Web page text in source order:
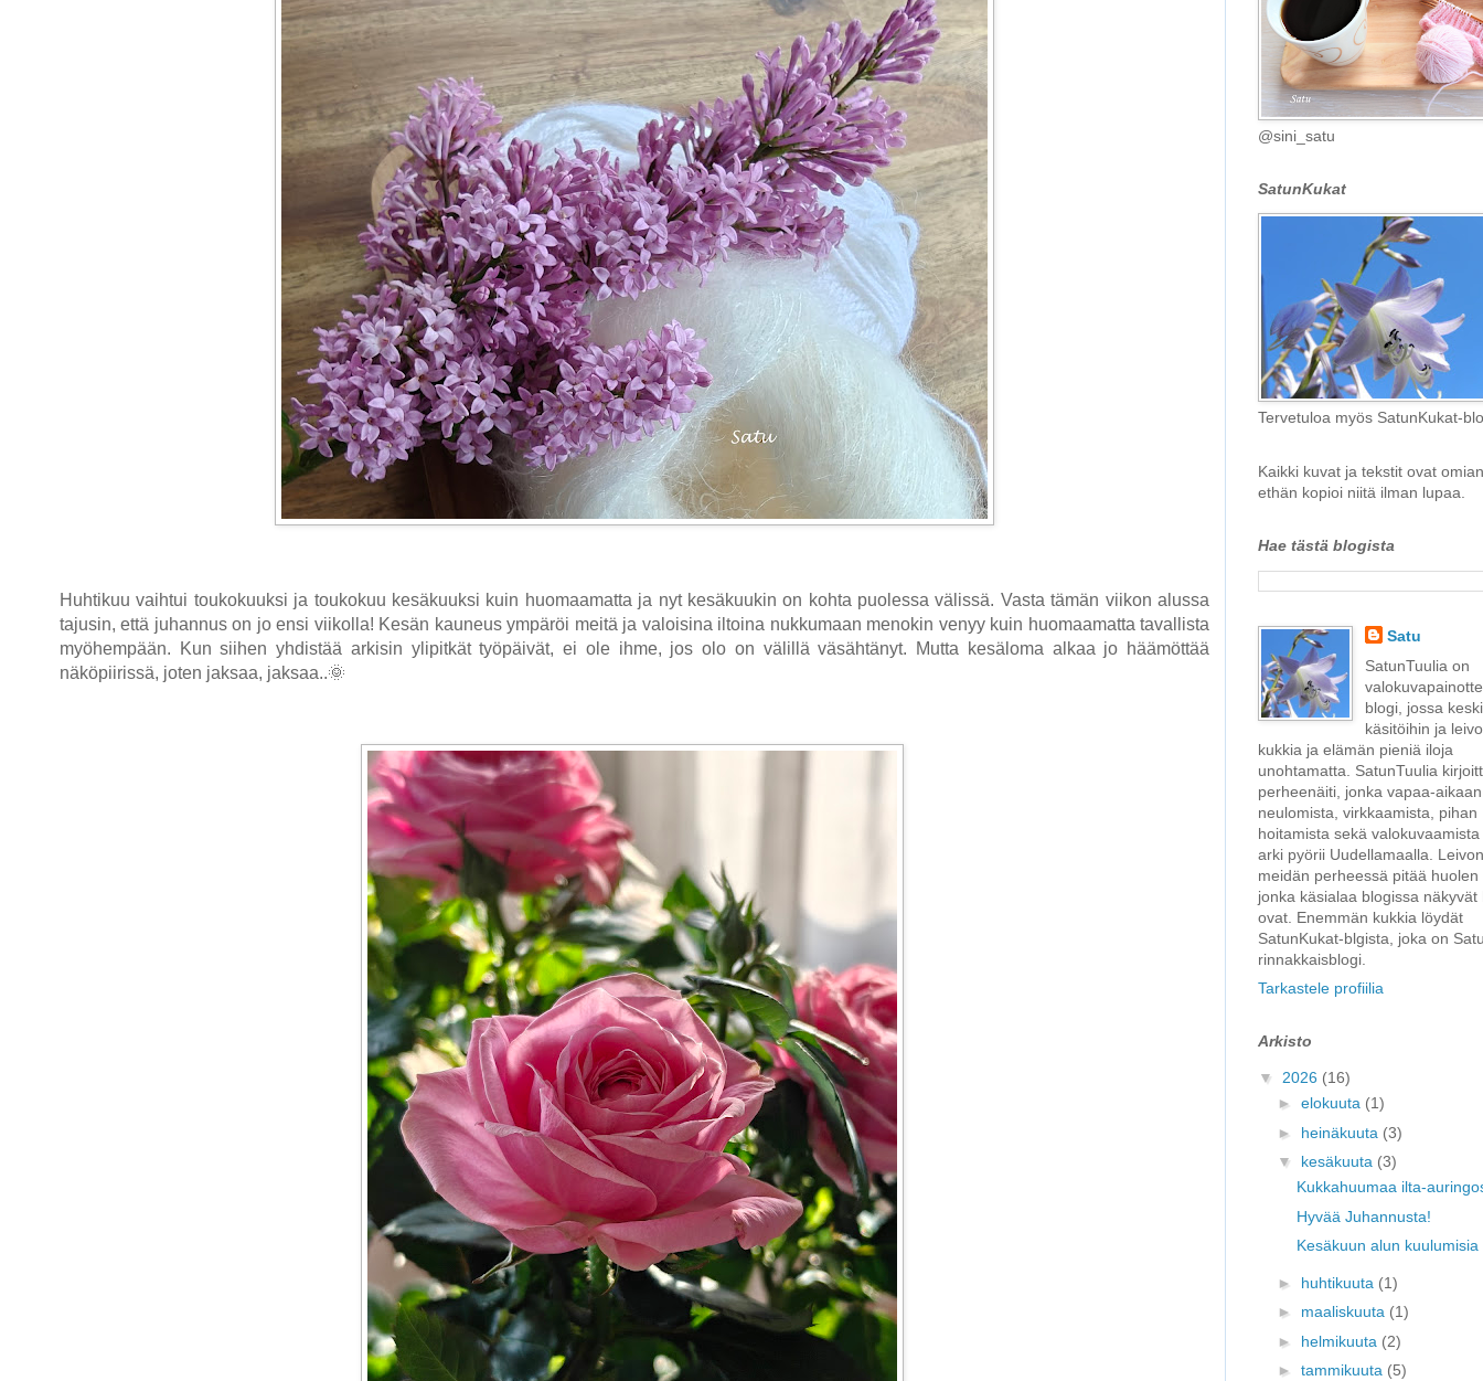
Huhtikuu vaihtui toukokuuksi ja toukokuu kesäkuuksi kuin huomaamatta ja nyt kesäkuukin on kohta puolessa välissä. Vasta tämän viikon alussa
tajusin, että juhannus on jo ensi viikolla! Kesän kauneus ympäröi meitä ja valoisina iltoina nukkumaan menokin venyy kuin huomaamatta tavallista
myöhempään. Kun siihen yhdistää arkisin ylipitkät työpäivät, ei ole ihme, jos olo on välillä väsähtänyt. Mutta kesäloma alkaa jo häämöttää
näköpiirissä, joten jaksaa, jaksaa..🌞
@sini_satu
SatunKukat
Tervetuloa myös SatunKukat-
Kaikki kuvat ja tekstit ovat
ethän kopioi niitä ilman lupaa.
Hae tästä blogista
Satu
SatunTuulia on
blogi, jossa
käsitöihin ja
kukkia ja elämän pieniä iloja
unohtamatta. SatunTuulia
perheenäiti, jonka vapaa-
neulomista, virkkaamista, pihan
hoitamista sekä
arki pyörii Uudellamaalla.
meidän perheessä pitää huolen
jonka käsialaa blogissa näkyvät
ovat. Enemmän kukkia löydät
SatunKukat-blgista, joka on
rinnakkaisblogi.
Tarkastele profiilia
Arkisto
▼ 2026 (16)
► elokuuta (1)
► heinäkuuta (3)
▼ kesäkuuta (3)
Kukkahuumaa ilta-
Hyvää Juhannusta!
Kesäkuun alun kuulumisia
► huhtikuuta (1)
► maaliskuuta (1)
► helmikuuta (2)
► tammikuuta (5)